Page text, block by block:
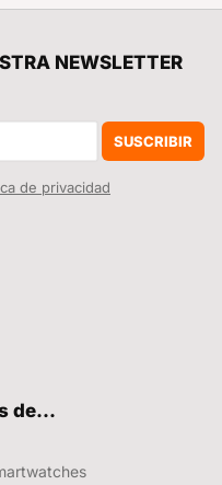
Xiaomi quiere que el POCO Launcher sea un auténtico cohete. Ha vuelto a actualizarlo con un montón de mejoras y te enseñamos cómo lo puedes instalar
NEWSLETTER
SUSCRIBIR
de privacidad
de...